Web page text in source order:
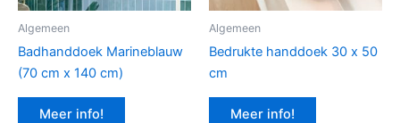
Algemeen
Badhanddoek Marineblauw
(70 cm x 140 cm)
Meer info!
Algemeen
Bedrukte handdoek 30 x 50
cm
Meer info!